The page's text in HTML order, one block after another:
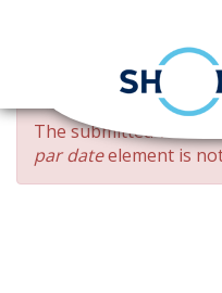
Skip
main
content
ERROR
MESSAGE
The submitted value
par dateelement is